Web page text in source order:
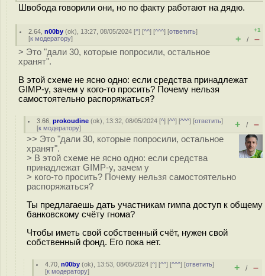
Швобода говорили они, но по факту работают на дядю.
2.64 ,n00by (ok), 13:27, 08/05/2024 [^] [^^] [^^^] [ответить]
[к модератору]
+1
+ / –
> Это "дали 30, которые попросили, остальное
хранят".
В этой схеме не ясно одно: если средства принадлежат
GIMP-у, зачем у кого-то просить? Почему нельзя
самостоятельно распоряжаться?
3.66 ,prokoudine (ok), 13:32, 08/05/2024 [^] [^^] [^^^] [ответить]
[к модератору] + / –
>> Это "дали 30, которые попросили, остальное
хранят".
> В этой схеме не ясно одно: если средства
принадлежат GIMP-у, зачем у
> кого-то просить? Почему нельзя самостоятельно
распоряжаться?
Ты предлагаешь дать участникам гимпа доступ к общему
банковскому счёту гнома?
Чтобы иметь свой собственный счёт, нужен свой
собственный фонд. Его пока нет.
4.70 ,n00by (ok), 13:53, 08/05/2024 [^] [^^] [^^^] [ответить]
[к модератору] + / –